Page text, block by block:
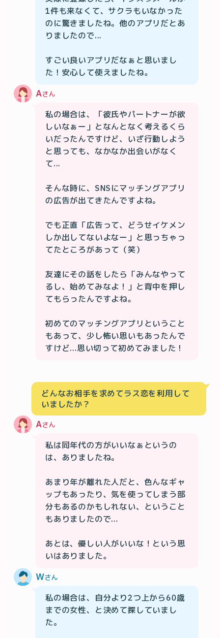
1件も来なくて、サクラもいなかった
のに驚きましたね。他のアプリだとあ
りましたので...
すごい良いアプリだなぁと思いまし
た！安心して使えましたね。
Aさん
私の場合は、「彼氏やパートナーが欲
しいなぁー」となんとなく考えるくら
いだったんですけど、いざ行動しよう
と思っても、なかなか出会いがなく
て...
そんな時に、SNSにマッチングアプリ
の広告が出てきたんですよね。
でも正直「広告って、どうせイケメン
しか出してないよなー」と思っちゃっ
てたところがあって（笑）
友達にその話をしたら「みんなやって
るし、始めてみなよ！」と背中を押し
てもらったんですよね。
初めてのマッチングアプリということ
もあって、少し怖い思いもあったんで
すけど...思い切って初めてみました！
どんなお相手を求めてラス恋を利用して
いましたか？
Aさん
私は同年代の方がいいなぁというの
は、ありましたね。
あまり年が離れた人だと、色んなギャ
ップもあったり、気を使ってしまう部
分もあるのかもしれない、ということ
もありましたので...
あとは、優しい人がいいな！という思
いはありました。
Wさん
私の場合は、自分より2つ上から60歳
までの女性、と決めて探していまし
た。